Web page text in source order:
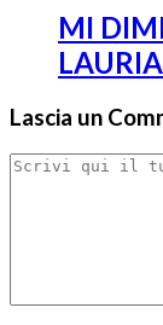
MI
LAURIA
Lascia un